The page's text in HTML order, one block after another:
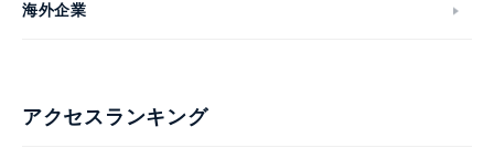
海外企業
アクセスランキング